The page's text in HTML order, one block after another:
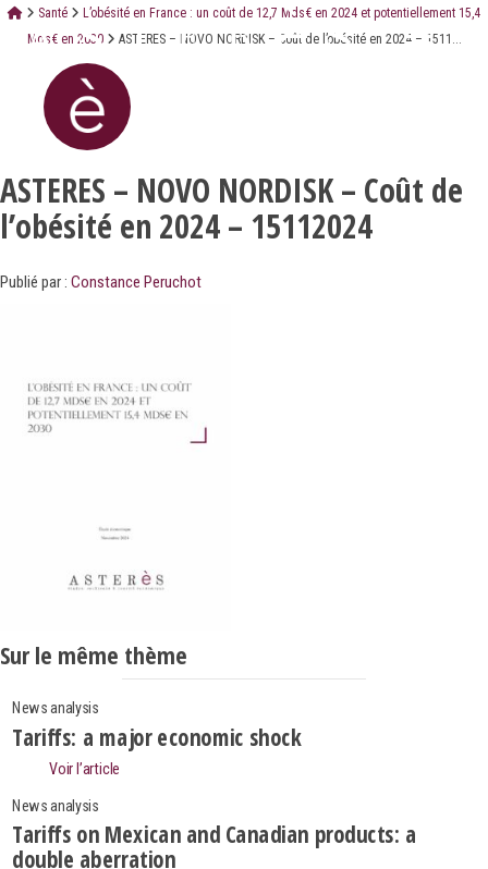
Santé
L’obésité en France : un coût de 12,7 Mds€ en 2024 et potentiellement 15,4
Mds€ en 2030
ASTERES – NOVO NORDISK – Coût de l’obésité en 2024 – 1511...
ASTERES – NOVO NORDISK – Coût de
l’obésité en 2024 – 15112024
Publié par : Constance Peruchot
Sur le même thème
News analysis
Tariffs: a major economic shock
Voir l’article
News analysis
Tariffs on Mexican and Canadian products: a
double aberration